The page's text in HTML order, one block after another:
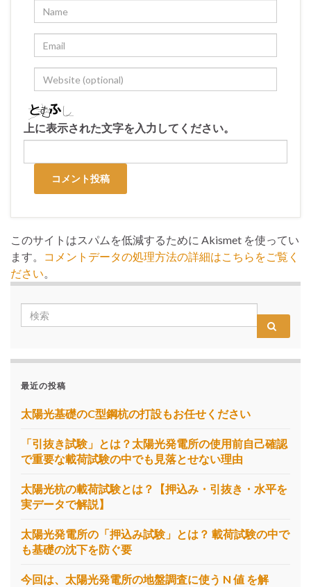
上に表示された文字を入力してください。
このサイトはスパムを低減するために Akismet を使ってい
ます。
コメントデータの処理方法の詳細はこちらをご覧く
ださい。
最近の投稿
太陽光基礎のC型鋼杭の打設もお任せください
「引抜き試験」とは？太陽光発電所の使用前自己確認
で重要な載荷試験の中でも見落とせない理由
太陽光杭の載荷試験とは？【押込み・引抜き・水平を
実データで解説】
太陽光発電所の「押込み試験」とは？ 載荷試験の中で
も基礎の沈下を防ぐ要
今回は、太陽光発電所の地盤調査に使う N 値 を解